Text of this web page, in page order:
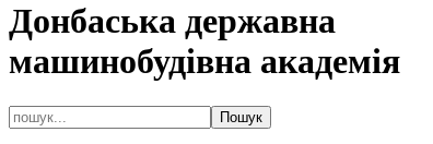
Донбаська державна
машинобудівна академія